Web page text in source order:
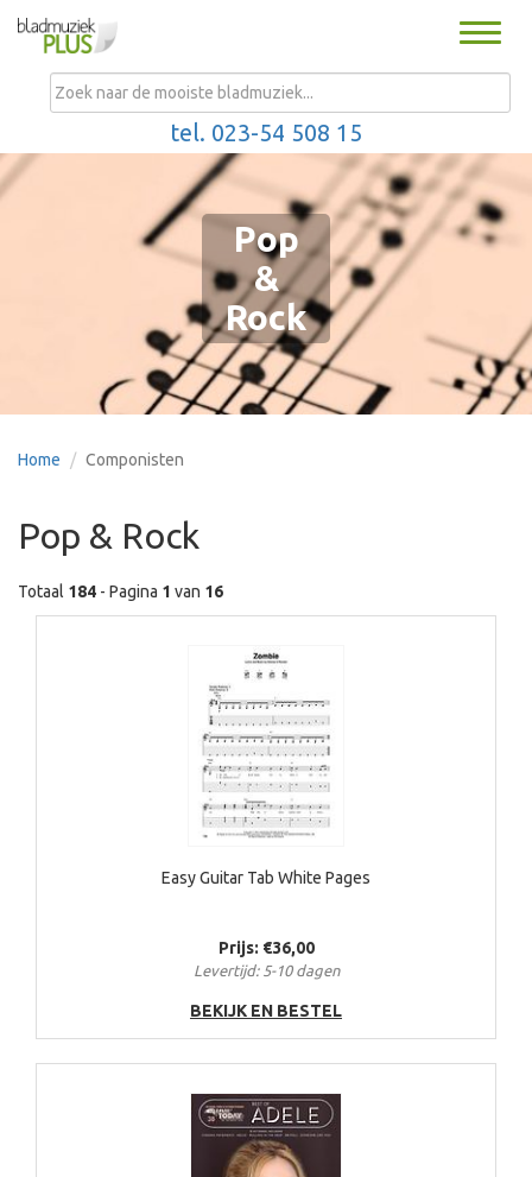
Toggle
tel. 023-54 508 15
MENU
Pop
&
Rock
Home Componisten
Pop & Rock
Totaal 184 - Pagina 1 van 16
Easy Guitar Tab White Pages
Prijs: €36,00
Levertijd: 5-10 dagen
BEKIJK EN BESTEL